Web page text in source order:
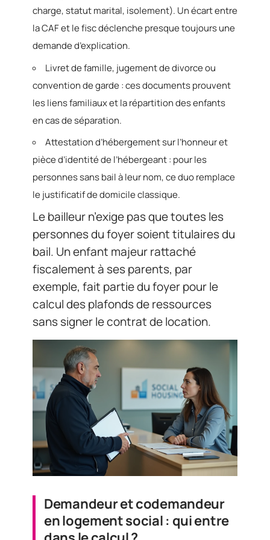
charge, statut marital, isolement). Un écart entre
la CAF et le fisc déclenche presque toujours une
demande d’explication.
Livret de famille, jugement de divorce ou
convention de garde : ces documents prouvent
les liens familiaux et la répartition des enfants
en cas de séparation.
Attestation d’hébergement sur l’honneur et
pièce d’identité de l’hébergeant : pour les
personnes sans bail à leur nom, ce duo remplace
le justificatif de domicile classique.
Le bailleur n’exige pas que toutes les
personnes du foyer soient titulaires du
bail. Un enfant majeur rattaché
fiscalement à ses parents, par
exemple, fait partie du foyer pour le
calcul des plafonds de ressources
sans signer le contrat de location.
Demandeur et codemandeur
en logement social : qui entre